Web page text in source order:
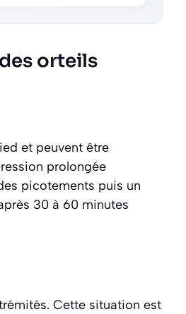
orteils
et peuvent être
prolongée
picotements puis un
30 à 60 minutes
Cette situation est